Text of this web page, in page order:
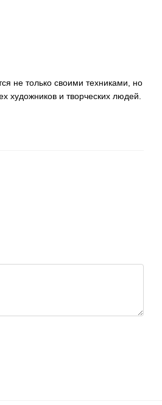
не только своими техниками, но
художников и творческих людей.